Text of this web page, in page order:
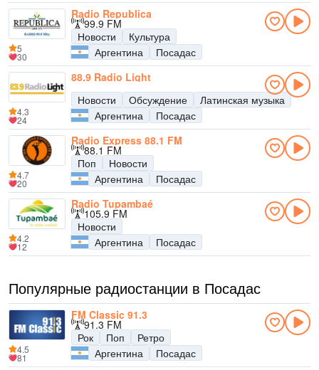
Radio Republica
99.9 FM
Новости
Культура
Аргентина
Посадас
5
30
88.9 Radio Light
Новости
Обсуждение
Латинская музыка
Аргентина
Посадас
4.3
24
Radio Express 88.1 FM
88.1 FM
Поп
Новости
Аргентина
Посадас
4.7
20
Radio Tupambaé
105.9 FM
Новости
Аргентина
Посадас
4.2
12
Популярные радиостанции в Посадас
FM Classic 91.3
91.3 FM
Рок
Поп
Ретро
Аргентина
Посадас
4.5
81